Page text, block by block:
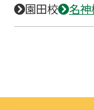
園田校 名神